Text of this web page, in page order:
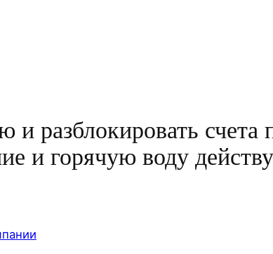
разблокировать счета
и горячую воду